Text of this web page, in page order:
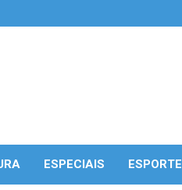
ESPECIAIS ESPORTE